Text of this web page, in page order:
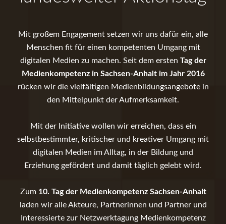
Mit großem Engagement setzen wir uns dafür ein, alle
Menschen fit für einen kompetenten Umgang mit
digitalen Medien zu machen. Seit dem ersten Tag der
Medienkompetenz in Sachsen-Anhalt im Jahr 2016
rücken wir die vielfältigen Medienbildungsangebote in
den Mittelpunkt der Aufmerksamkeit.
Mit der Initiative wollen wir erreichen, dass ein
selbstbestimmter, kritischer und kreativer Umgang mit
digitalen Medien im Alltag, in der Bildung und
Erziehung gefördert und damit täglich gelebt wird.
Zum 10. Tag der Medienkompetenz Sachsen-Anhalt
laden wir alle Akteure, Partnerinnen und Partner und
Interessierte zur Netzwerktagung Medienkompetenz